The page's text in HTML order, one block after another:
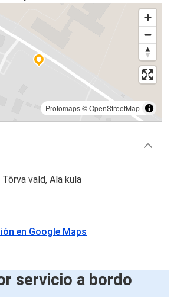
Protomaps©OpenStreetMap
vald, Ala küla
en Google Maps
servicio a bordo